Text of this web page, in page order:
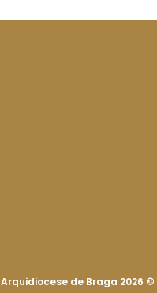
Arquidiocese de Braga 2026 ©